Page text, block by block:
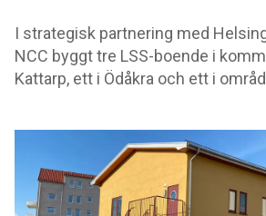
I strategisk partnering med
NCC byggt tre LSS-boende i
Kattarp, ett i Ödåkra och ett i